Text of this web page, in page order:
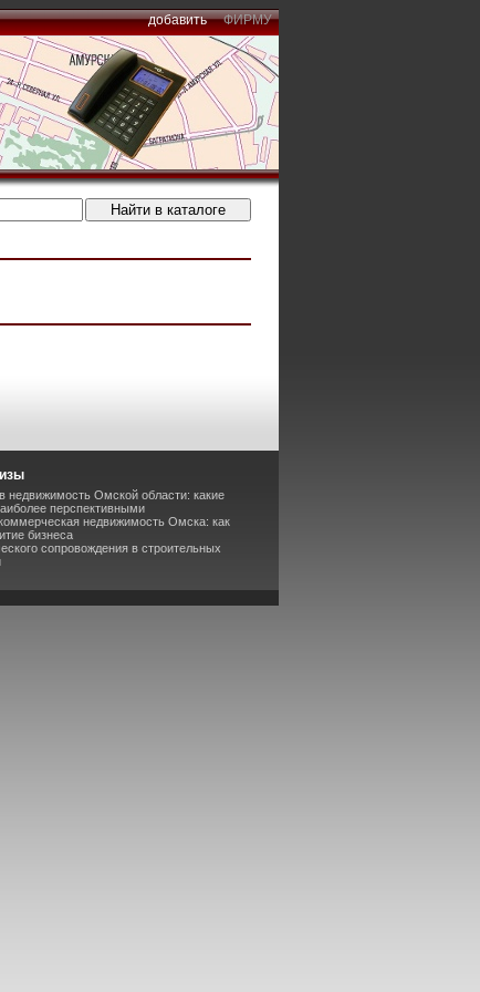
добавить ФИРМУ
недвижимость Омской области: какие
перспективными
недвижимость Омска: как
бизнеса
сопровождения в строительных